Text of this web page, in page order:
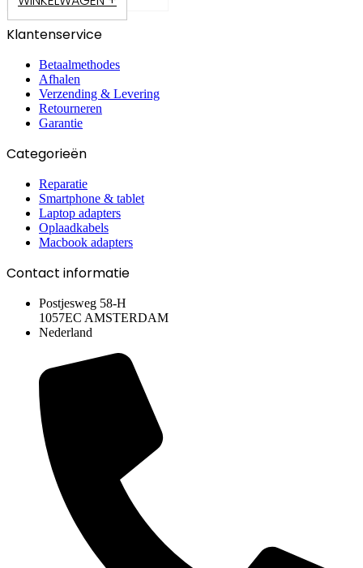
Klantenservice
Betaalmethodes
Afhalen
Verzending & Levering
Retourneren
Garantie
Categorieën
Reparatie
Smartphone & tablet
Laptop adapters
Oplaadkabels
Macbook adapters
Contact informatie
Postjesweg 58-H
1057EC AMSTERDAM
Nederland